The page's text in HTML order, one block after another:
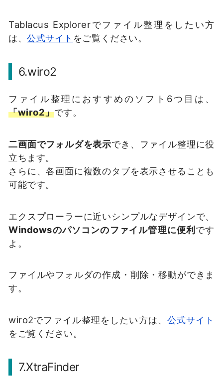
Tablacus Explorerでファイル整理をしたい方
は、公式サイト をご覧ください。
6.wiro2
ファイル整理におすすめのソフト6つ目は、
「wiro2」です。
二画面でフォルダを表示でき、ファイル整理に役
立ちます。
さらに、各画面に複数のタブを表示させることも
可能です。
エクスプローラーに近いシンプルなデザインで、
Windowsのパソコンのファイル管理に便利です
よ。
ファイルやフォルダの作成・削除・移動ができま
す。
wiro2でファイル整理をしたい方は、 公式サイト
をご覧ください。
7.XtraFinder